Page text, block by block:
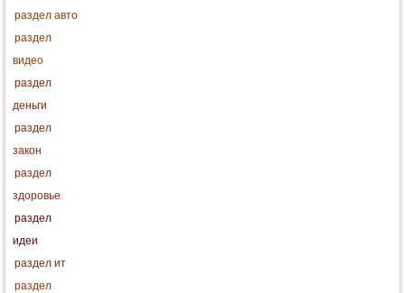
раздел авто
раздел
видео
раздел
деньги
раздел
закон
раздел
здоровье
раздел
идеи
раздел ит
раздел